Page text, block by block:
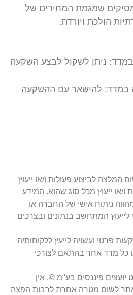
מסיקים שמגמת המחירים של
הולכת ויורדת.
ניתן לשקול לבצע השקעה
במדד: להישאר עם ההשקעה
המלצה לביצוע פעולות ו/או ייעוץ
ו/או ייעוץ מכל סוג שהוא. המידע
ניתוח אישי של החברה או
לייעוץ המתחשב בנתונים ובצרכים
פרטי ועשויה לייעץ ללקוחותיה
כל מדד אחר בהתאם לצורכי
יועצים פיננסים בע"מ ©, אין
לשום מטרה אחרת לרבות הפצה